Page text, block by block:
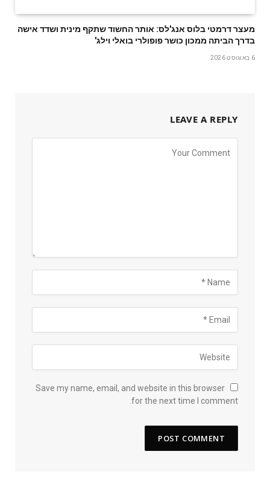
מעצר דרמטי בלוס אנג'לס: אותר החשוד שתקף מינית ושדד אישה
בדרך הביתה ממכון כושר פופולרי בואלי וילג'
6 באוגוסט 2026
LEAVE A REPLY
Save my name, email, and website in this browser
for the next time I comment.